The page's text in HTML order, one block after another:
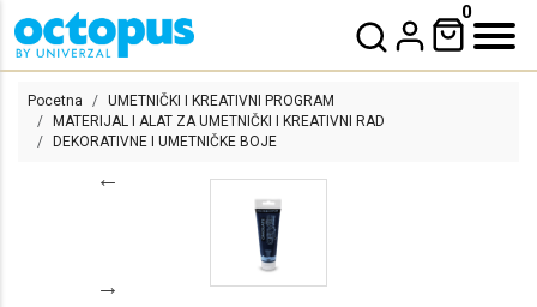
0
Pocetna
UMETNIČKI I KREATIVNI PROGRAM
MATERIJAL I ALAT ZA UMETNIČKI I KREATIVNI RAD
DEKORATIVNE I UMETNIČKE BOJE